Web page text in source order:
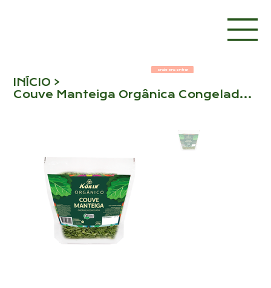
INÍCIO >
Couve Manteiga Orgânica Congelada 200g - Korin
onde encontrar